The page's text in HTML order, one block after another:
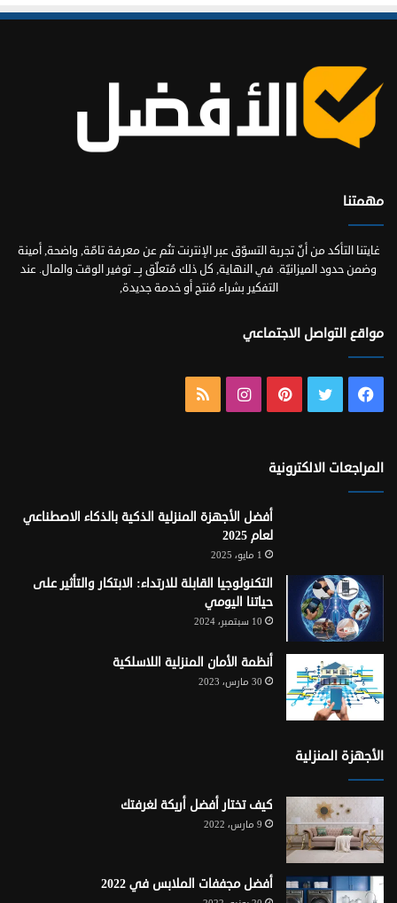
مهمتنا
غايتنا التأكد من أنّ تجربة التسوّق عبر الإنترنت تنُم عن معرفة تامّة, واضحة, أمينة
وضمن حدود الميزانيّة. في النهاية, كل ذلك مُتعلّق بِـــ توفير الوقت والمال. عند
التفكير بشراء مُنتج أو خدمة جديدة,
مواقع التواصل الاجتماعي
فيسبوك تويتر بينتيريستانستقرام
المراجعات الالكترونية
أفضل الأجهزة المنزلية الذكية بالذكاء الاصطناعي
لعام 2025
1 مايو، 2025
التكنولوجيا القابلة للارتداء: الابتكار والتأثير على
حياتنا اليومي
10 سبتمبر، 2024
أنظمة الأمان المنزلية اللاسلكية
30 مارس، 2023
الأجهزة المنزلية
كيف تختار أفضل أريكة لغرفتك
9 مارس، 2022
أفضل مجففات الملابس في 2022